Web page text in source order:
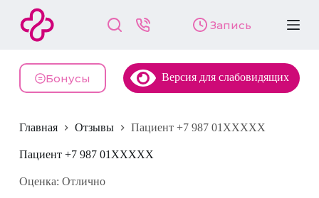
й
и
у
и
Запись
Бонусы Версия для слабовидящих
Главная Отзывы Пациент +7 987 01XXXXX
Пациент +7 987 01XXXXX
Оценка: Отлично